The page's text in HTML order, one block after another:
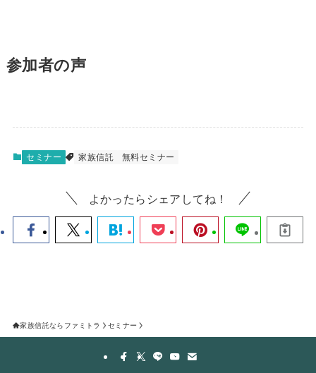
参加者の声
セミナー 家族信託 無料セミナー
よかったらシェアしてね！
家族信託ならファミトラ セミナー